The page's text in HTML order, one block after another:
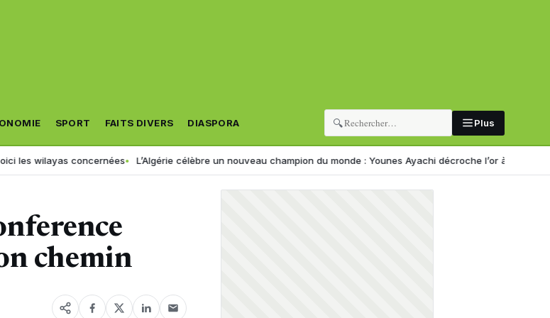
SPORT FAITS DIVERS DIASPORA 🔍 Plus
concernées L’Algérie célèbre un nouveau champion du monde : Younes Ayachi décroche l’or à Eugene Corruption
chemin